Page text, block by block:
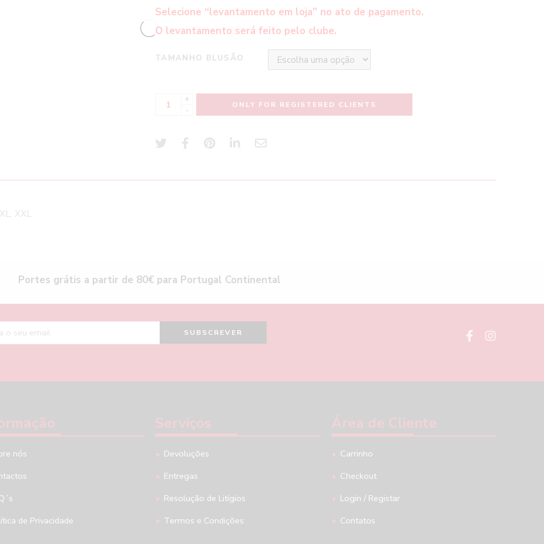
Selecione “levantamento em loja” no ato de pagamento.
O levantamento será feito pelo clube.
TAMANHO BLUSÃO
+
-
ONLY FOR REGISTERED CLIENTS
XXL
Portes grátis a partir de 80€ para Portugal Continental
nós
de Privacidade
Serviços
Devoluções
Entregas
Resolução de Litígios
Termos e Condições
Área de Cliente
Carrinho
Checkout
Login / Registar
Contatos